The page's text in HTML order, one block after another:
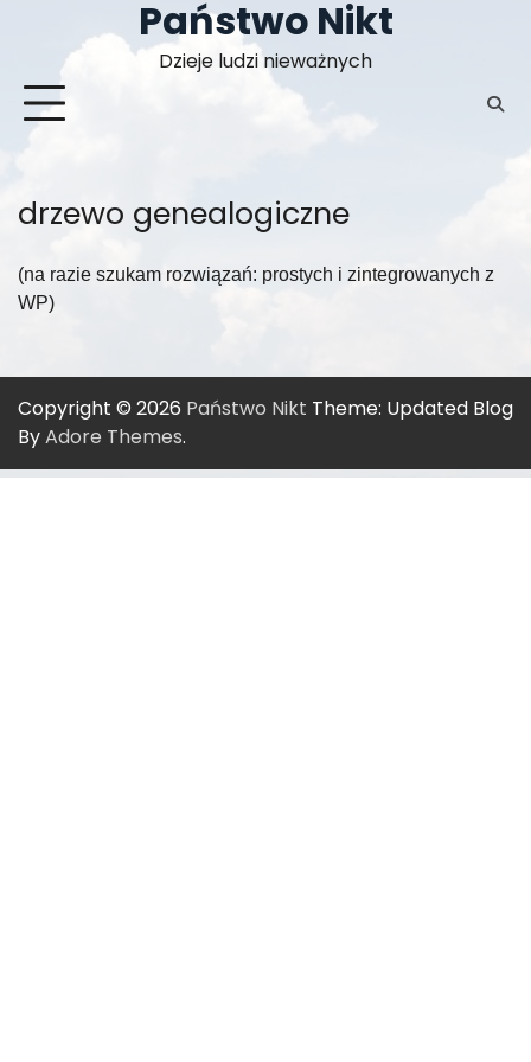
content
Państwo Nikt
Dzieje ludzi nieważnych
drzewo genealogiczne
(na razie szukam rozwiązań: prostych i zintegrowanych z
WP)
Copyright © 2026 Państwo Nikt Theme: Updated Blog
ByAdore Themes.